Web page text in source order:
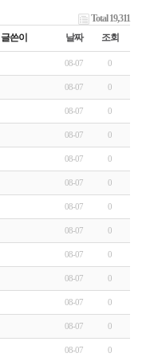
Total 19,311
글쓴이
날짜 조회
08-07 0
08-07 0
08-07 0
08-07 0
08-07 0
08-07 0
08-07 0
08-07 0
08-07 0
08-07 0
08-07 0
08-07 0
08-07 0